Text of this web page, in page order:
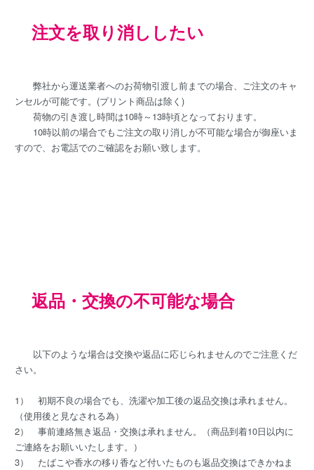
注文を取り消ししたい
弊社から運送業者へのお荷物引渡し前までの場合、ご注文のキャ
ンセルが可能です。(プリント商品は除く)
荷物の引き渡し時間は10時～13時頃となっております。
10時以前の場合でもご注文の取り消しが不可能な場合が御座いま
すので、お電話でのご確認をお願い致します。
返品・交換の不可能な場合
以下のような場合は交換や返品に応じられませんのでご注意くだ
さい。
1） 初期不良の場合でも、洗濯や加工後の返品交換は承れません。
（使用後と見なされる為）
2） 事前連絡無き返品・交換は承れません。（商品到着10日以内に
ご連絡をお願いいたします。）
3） たばこや香水の移り香など付いたものも返品交換はできかねま